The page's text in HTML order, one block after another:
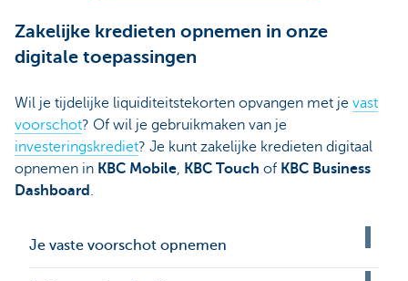
Zakelijke kredieten opnemen in onze
digitale toepassingen
Wil je tijdelijke liquiditeitstekorten opvangen met je vast
voorschot? Of wil je gebruikmaken van je
investeringskrediet? Je kunt zakelijke kredieten digitaal
opnemen in KBC Mobile, KBC Touch of KBC Business
Dashboard .
Je vaste voorschot opnemen